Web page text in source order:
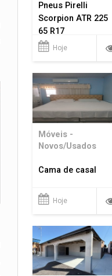
Pneus Pirelli
Scorpion ATR 225
65 R17
Hoje
Móveis -
Novos/Usados
Cama de casal
Hoje